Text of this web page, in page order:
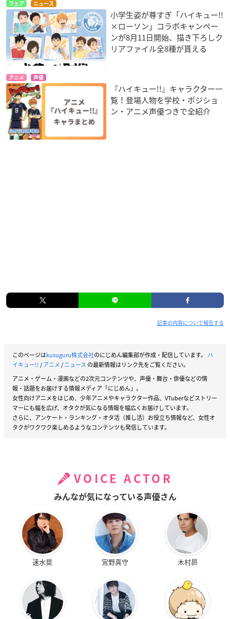
フェア ニュース
小学生姿が尊すぎ「ハイキュー!!
×ローソン」コラボキャンペー
ンが8月11日開始、描き下ろしク
リアファイル全8種が貰える
アニメ 声優
『ハイキュー!!』キャラクター一
覧！登場人物を学校・ポジショ
ン・アニメ声優つきで全紹介
記事の内容について報告する
このページはkusuguru株式会社のにじめん編集部が作成・配信しています。 ハ
イキュー!!/アニメ/ニュース の最新情報はリンク先をご覧ください。
アニメ・ゲーム・漫画などの2次元コンテンツや、声優・舞台・俳優などの情
報・話題をお届けする情報メディア「にじめん」。
女性向けアニメをはじめ、少年アニメやキャラクター作品、VTuberなどストリー
マーにも幅を広げ、オタクが気になる情報を幅広くお届けしています。
さらに、アンケート・ランキング・オタ活（推し活）お役立ち情報など、女性オ
タクがワクワク楽しめるようなコンテンツも発信しています。
VOICE ACTOR
みんなが気になっている声優さん
速水奨 宮野真守 木村昴